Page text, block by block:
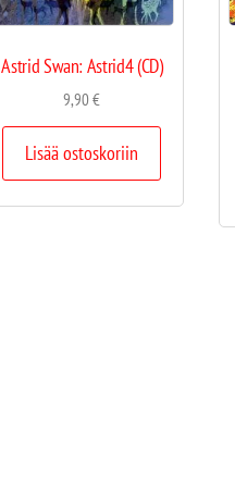
Astrid Swan: Astrid4 (CD)
9,90€
Lisää ostoskoriin